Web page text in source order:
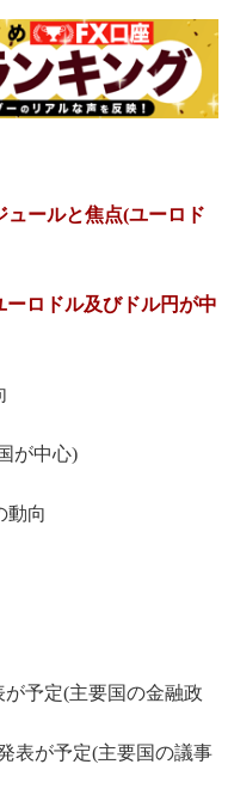
ュールと焦点(ユーロド
ロドル及びドル円が中
が中心)
動向
予定(主要国の金融政
表が予定(主要国の議事